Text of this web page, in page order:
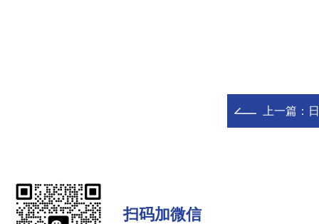
上一篇：
扫码加微信